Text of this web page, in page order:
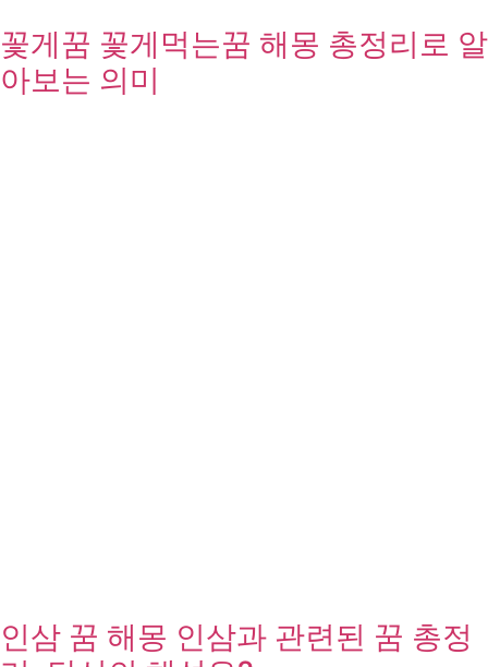
꽃게꿈 꽃게먹는꿈 해몽 총정리로 알
아보는 의미
인삼 꿈 해몽 인삼과 관련된 꿈 총정